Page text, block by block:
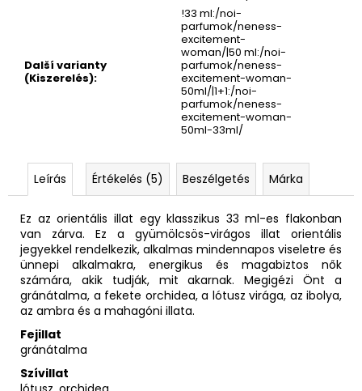
Další varianty
(Kiszerelés):
!33 ml:/noi-
parfumok/neness-
excitement-
woman/|50 ml:/noi-
parfumok/neness-
excitement-woman-
50ml/|1+1:/noi-
parfumok/neness-
excitement-woman-
50ml-33ml/
Leírás Értékelés (5) Beszélgetés Márka
Ez az orientális illat egy klasszikus 33 ml-es flakonban
van zárva. Ez a gyümölcsös-virágos illat orientális
jegyekkel rendelkezik, alkalmas mindennapos viseletre és
ünnepi alkalmakra, energikus és magabiztos nők
számára, akik tudják, mit akarnak. Megigézi Önt a
gránátalma, a fekete orchidea, a lótusz virága, az ibolya,
az ambra és a mahagóni illata.
Fejillat
gránátalma
Szívillat